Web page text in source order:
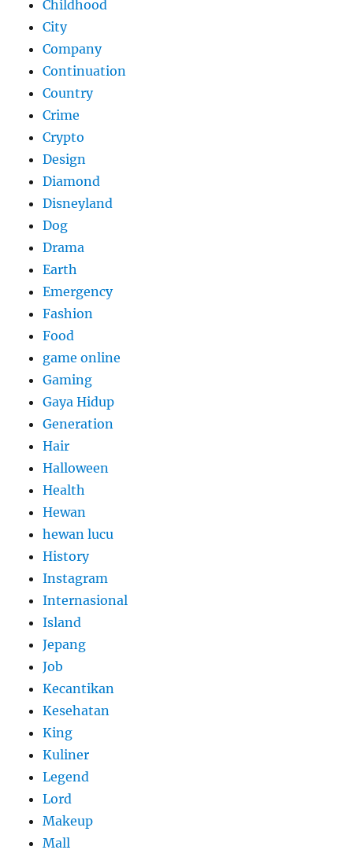
Childhood
City
Company
Continuation
Country
Crime
Crypto
Design
Diamond
Disneyland
Dog
Drama
Earth
Emergency
Fashion
Food
game online
Gaming
Gaya Hidup
Generation
Hair
Halloween
Health
Hewan
hewan lucu
History
Instagram
Internasional
Island
Jepang
Job
Kecantikan
Kesehatan
King
Kuliner
Legend
Lord
Makeup
Mall